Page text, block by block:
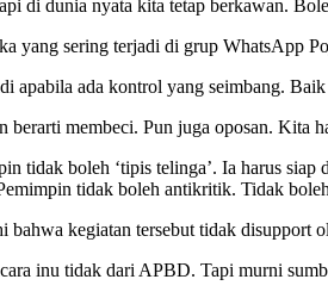
di dunia nyata kita tetap berkawan.
yang sering terjadi di grup WhatsApp
apabila ada kontrol yang seimbang.
membeci. Pun juga oposan. Kita
tidak boleh ‘tipis telinga’. Ia harus
tidak boleh antikritik. Tidak
kegiatan tersebut tidak disupport
inu tidak dari APBD. Tapi murni